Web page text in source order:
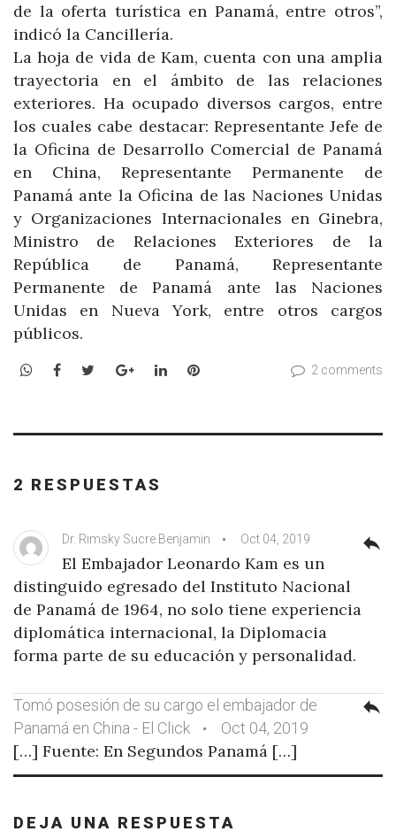
de la oferta turística en Panamá, entre otros”,
indicó la Cancillería.
La hoja de vida de Kam, cuenta con una amplia
trayectoria en el ámbito de las relaciones
exteriores. Ha ocupado diversos cargos, entre
los cuales cabe destacar: Representante Jefe de
la Oficina de Desarrollo Comercial de Panamá
en China, Representante Permanente de
Panamá ante la Oficina de las Naciones Unidas
y Organizaciones Internacionales en Ginebra,
Ministro de Relaciones Exteriores de la
República de Panamá, Representante
Permanente de Panamá ante las Naciones
Unidas en Nueva York, entre otros cargos
públicos.
WhatsApp
Facebook
TwitterGoogle+LinkedInPinterest 2 comments
2 RESPUESTAS
Dr. Rimsky Sucre Benjamin Oct 04, 2019
El Embajador Leonardo Kam es un
distinguido egresado del Instituto Nacional
de Panamá de 1964, no solo tiene experiencia
diplomática internacional, la Diplomacia
forma parte de su educación y personalidad.
reply
Tomó posesión de su cargo el embajador de
Panamá en China - El Click
Oct 04, 2019
[…] Fuente: En Segundos Panamá […]
reply
DEJA UNA RESPUESTA